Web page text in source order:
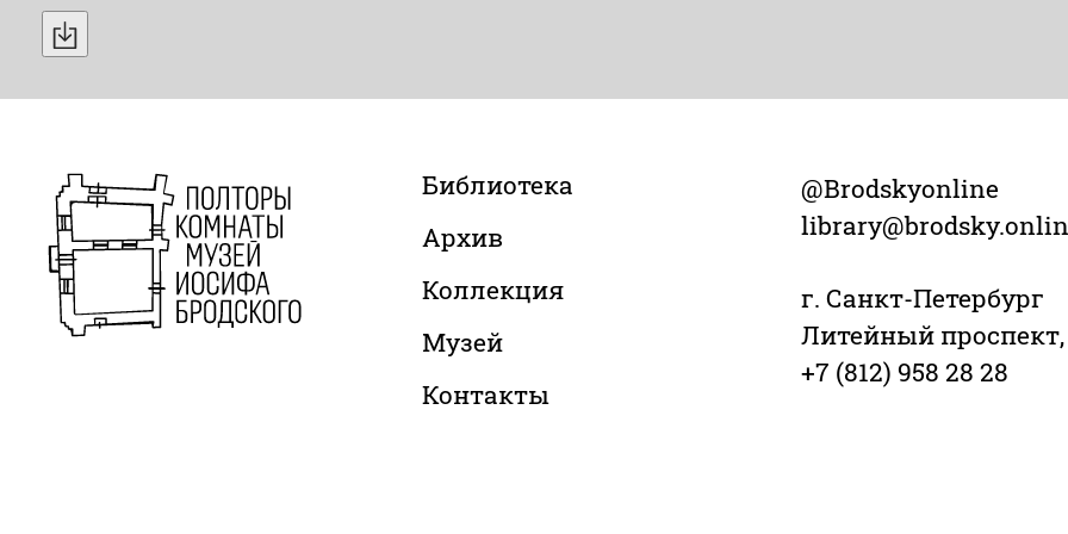
Библиотека
Архив
Коллекция
Музей
Контакты
@Brodskyonline
г. Санкт-Петербург
Литейный проспект,
+7 (812) 958 28 28